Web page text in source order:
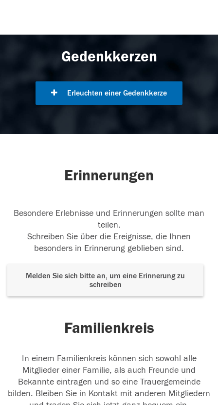
Gedenkkerzen
Erleuchten einer Gedenkkerze
Erinnerungen
Besondere Erlebnisse und Erinnerungen sollte man
teilen.
Schreiben Sie über die Ereignisse, die Ihnen
besonders in Erinnerung geblieben sind.
Melden Sie sich bitte an, um eine Erinnerung zu
schreiben
Familienkreis
In einem Familienkreis können sich sowohl alle
Mitglieder einer Familie, als auch Freunde und
Bekannte eintragen und so eine Trauergemeinde
bilden. Bleiben Sie in Kontakt mit anderen Mitgliedern